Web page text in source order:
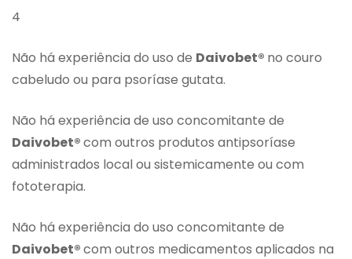
4
Não há experiência do uso de Daivobet® no couro
cabeludo ou para psoríase gutata.
Não há experiência de uso concomitante de
Daivobet®com outros produtos antipsoríase
administrados local ou sistemicamente ou com
fototerapia.
Não há experiência do uso concomitante de
Daivobet®com outros medicamentos aplicados na